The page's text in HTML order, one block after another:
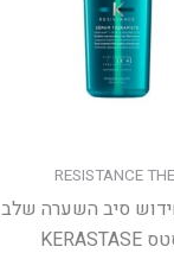
RESISTANCE
סיב השערה שלב